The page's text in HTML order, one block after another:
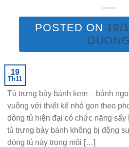
POSTED ON 19/
DUONG
19
Th11
Tủ trưng bày bánh kem – bánh
vuông với thiết kế nhỏ gọn theo
dòng tủ hiện đại có chức năng sấy
tủ trưng bày bánh không bị động
dòng tủ này trong môi […]